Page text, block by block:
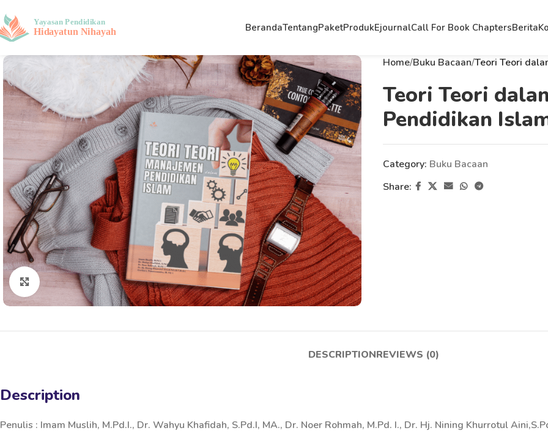
BerandaTentangPaketProdukEjournalCall For Book ChaptersBerita
Click to enlarge
Home Buku Bacaan Teori Teori
Teori Teori
Pendidikan
Category: Buku Bacaan
Share:
DESCRIPTIONREVIEWS (0)
Description
Penulis : Imam Muslih, M.Pd.I., Dr. Wahyu Khafidah, S.Pd.I, MA., Dr. Noer Rohmah, M.Pd. I., Dr. Hj. Nining Khurrotul